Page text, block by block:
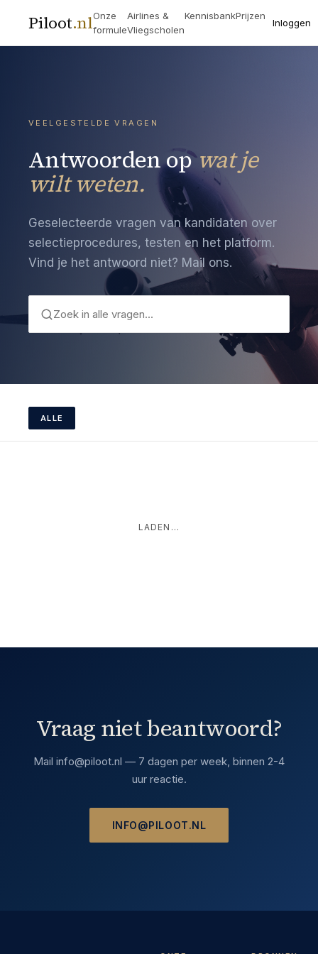
Piloot.nlOnze
formule
Airlines &
Vliegscholen
KennisbankPrijzen
Inloggen
VEELGESTELDE VRAGEN
Antwoorden op wat je
wilt weten.
Geselecteerde vragen van kandidaten over
selectieprocedures, testen en het platform.
Vind je het antwoord niet? Mail ons.
ALLE
LADEN...
Vraag niet beantwoord?
Mail info@piloot.nl — 7 dagen per week, binnen 2-4
uur reactie.
INFO@PILOOT.NL